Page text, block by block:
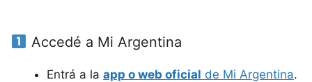
Accedé a Mi Argentina
Entrá a la app o web oficial de Mi Argentina.